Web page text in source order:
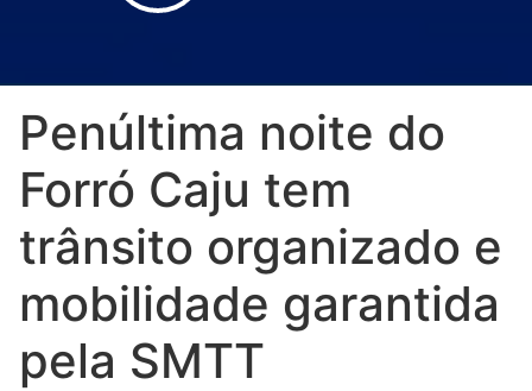
Penúltima noite do
Forró Caju tem
trânsito organizado e
mobilidade garantida
pela SMTT